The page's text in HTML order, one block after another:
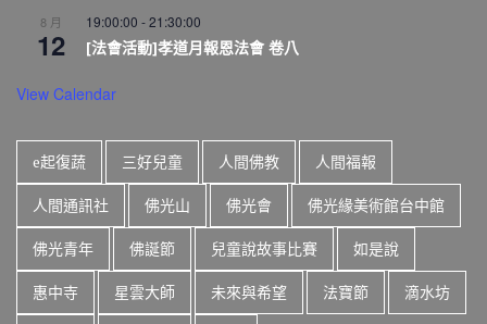
8 月
12
19:00:00 -21:30:00
[法會活動]孝道月報恩法會 卷八
View Calendar
e起復蔬 三好兒童 人間佛教 人間福報
人間通訊社 佛光山 佛光會 佛光緣美術館台中館
佛光青年 佛誕節 兒童說故事比賽 如是說
惠中寺 星雲大師 未來與希望 法寶節 滴水坊